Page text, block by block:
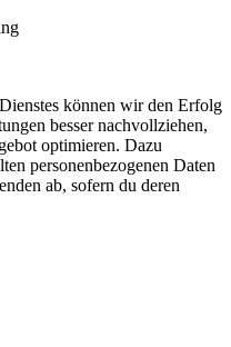
können wir den Erfolg
besser nachvollziehen,
optimieren. Dazu
personenbezogenen Daten
ab, sofern du deren